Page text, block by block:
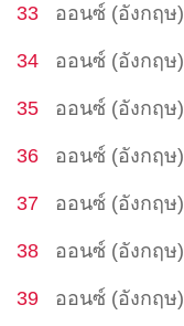
33 ออนซ์ (อังกฤษ)
34 ออนซ์ (อังกฤษ)
35 ออนซ์ (อังกฤษ)
36 ออนซ์ (อังกฤษ)
37 ออนซ์ (อังกฤษ)
38 ออนซ์ (อังกฤษ)
39 ออนซ์ (อังกฤษ)